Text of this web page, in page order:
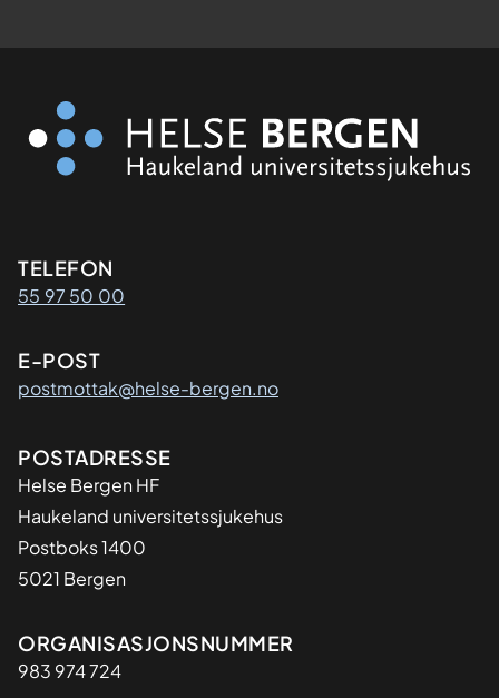
Kontaktinformasjon
TELEFON
55 97 50 00
E-POST
postmottak@helse-bergen.no
Adresse
POSTADRESSE
Helse Bergen HF
Haukeland universitetssjukehus
Postboks 1400
5021 Bergen
Organisasjon
ORGANISASJONSNUMMER
983 974 724